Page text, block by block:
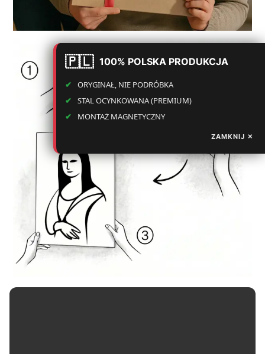
100% POLSKA PRODUKCJA
ORYGINAŁ, NIE PODRÓBKA
STAL OCYNKOWANA (PREMIUM)
MONTAŻ MAGNETYCZNY
ZAMKNIJ ✕